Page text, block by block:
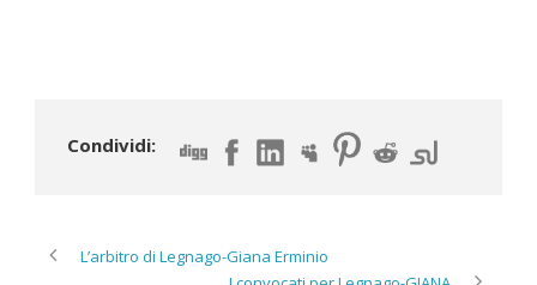
Condividi:
L’arbitro di Legnago-Giana Erminio